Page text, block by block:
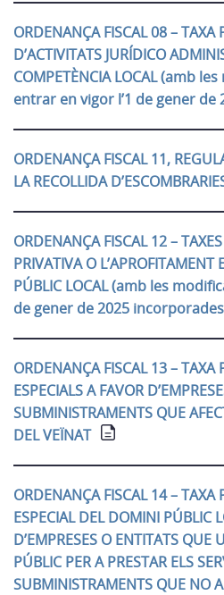
ORDENANÇA FISCAL 08 – TAXA
D’ACTIVITATS JURÍDICO
COMPETÈNCIA LOCAL (amb
entrar en vigor l’1 de gener
ORDENANÇA FISCAL 11,
LA RECOLLIDA
ORDENANÇA FISCAL 12 –
PRIVATIVA O L’APROFITAMENT
PÚBLIC LOCAL(amb les
de gener de 2025
ORDENANÇA FISCAL 13 – TAXA
ESPECIALS A FAVOR
SUBMINISTRAMENTS QUE
DEL VEÏNAT
ORDENANÇA FISCAL 14 – TAXA
ESPECIAL DEL DOMINI PÚBLIC
D’EMPRESES O ENTITATS QUE
PÚBLIC PER A PRESTAR ELS
SUBMINISTRAMENTS QUE NO